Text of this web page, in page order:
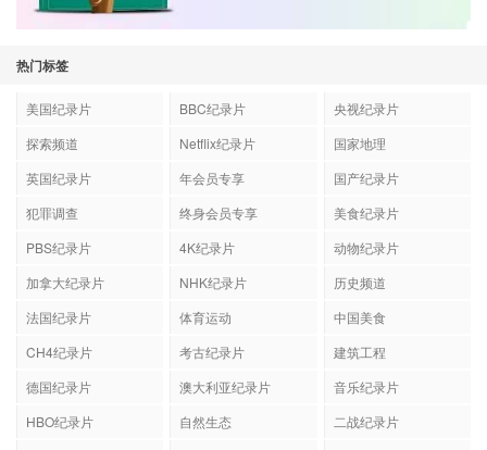
热门标签
美国纪录片 BBC纪录片
央视纪录片
探索频道
Netflix纪录片
国家地理
英国纪录片
年会员专享
国产纪录片
犯罪调查
终身会员专享
美食纪录片
PBS纪录片
4K纪录片
动物纪录片
加拿大纪录片
NHK纪录片
历史频道
法国纪录片
体育运动
中国美食
CH4纪录片
考古纪录片
建筑工程
德国纪录片
澳大利亚纪录片
音乐纪录片
HBO纪录片
自然生态
二战纪录片